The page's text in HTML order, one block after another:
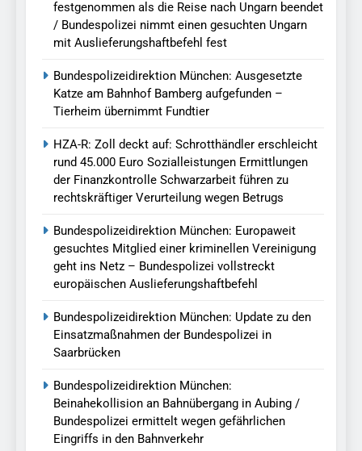
festgenommen als die Reise nach Ungarn beendet
/ Bundespolizei nimmt einen gesuchten Ungarn
mit Auslieferungshaftbefehl fest
Bundespolizeidirektion München: Ausgesetzte
Katze am Bahnhof Bamberg aufgefunden –
Tierheim übernimmt Fundtier
HZA-R: Zoll deckt auf: Schrotthändler erschleicht
rund 45.000 Euro Sozialleistungen Ermittlungen
der Finanzkontrolle Schwarzarbeit führen zu
rechtskräftiger Verurteilung wegen Betrugs
Bundespolizeidirektion München: Europaweit
gesuchtes Mitglied einer kriminellen Vereinigung
geht ins Netz – Bundespolizei vollstreckt
europäischen Auslieferungshaftbefehl
Bundespolizeidirektion München: Update zu den
Einsatzmaßnahmen der Bundespolizei in
Saarbrücken
Bundespolizeidirektion München:
Beinahekollision an Bahnübergang in Aubing /
Bundespolizei ermittelt wegen gefährlichen
Eingriffs in den Bahnverkehr